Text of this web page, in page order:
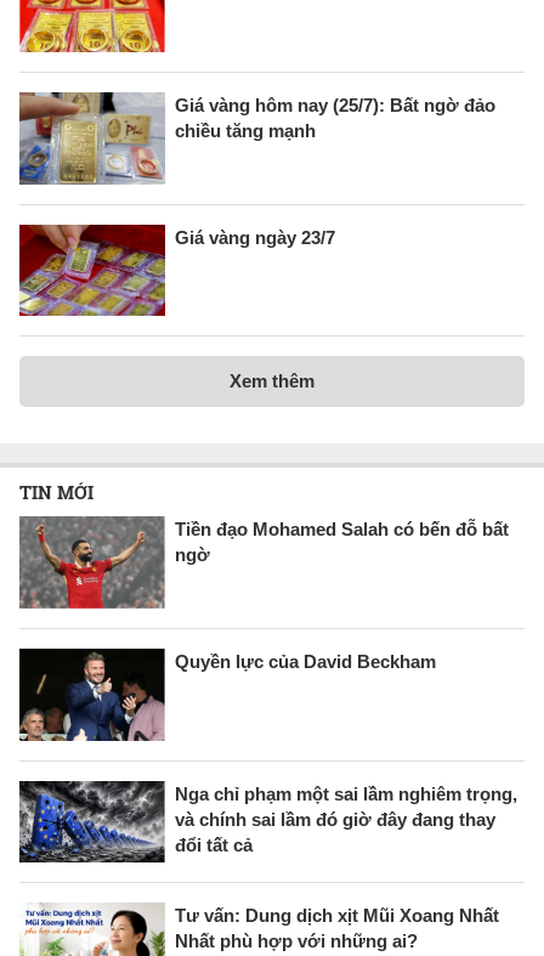
Giá vàng hôm nay (25/7): Bất ngờ đảo
chiều tăng mạnh
Giá vàng ngày 23/7
Xem thêm
TIN MỚI
Tiền đạo Mohamed Salah có bến đỗ bất
ngờ
Quyền lực của David Beckham
Nga chỉ phạm một sai lầm nghiêm trọng,
và chính sai lầm đó giờ đây đang thay
đổi tất cả
Tư vấn: Dung dịch xịt Mũi Xoang Nhất
Nhất phù hợp với những ai?